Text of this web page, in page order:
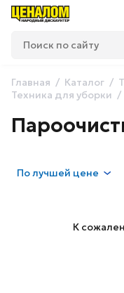
Главная Каталог
Техника для уборки
Получшей цене
К